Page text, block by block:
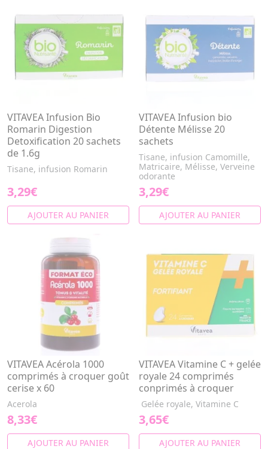
VITAVEA Infusion Bio
Romarin Digestion
Detoxification 20 sachets
de 1.6g
Tisane, infusion Romarin
3,29€
AJOUTER AU PANIER
VITAVEA Infusion bio
Détente Mélisse 20
sachets
Tisane, infusion Camomille,
Matricaire, Mélisse, Verveine
odorante
3,29€
AJOUTER AU PANIER
VITAVEA Acérola 1000
comprimés à croquer goût
cerise x 60
Acerola
8,33€
AJOUTER AU PANIER
VITAVEA Vitamine C + gelée
royale 24 comprimés
conprimés à croquer
Gelée royale, Vitamine C
3,65€
AJOUTER AU PANIER